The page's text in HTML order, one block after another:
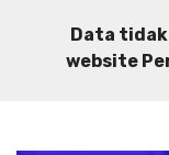
Data
website